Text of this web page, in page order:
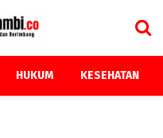
HUKUM KESEHATAN